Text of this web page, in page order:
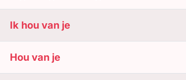
Ik hou van je
Hou van je